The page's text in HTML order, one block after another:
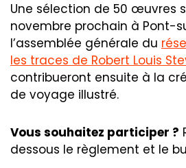
Une sélection de 50 œuvres
novembre prochain à Pont-
l’assemblée générale du
les traces de Robert Louis
contribueront ensuite à la
de voyage illustré.
Vous souhaitez participer ?
dessous le règlement et le